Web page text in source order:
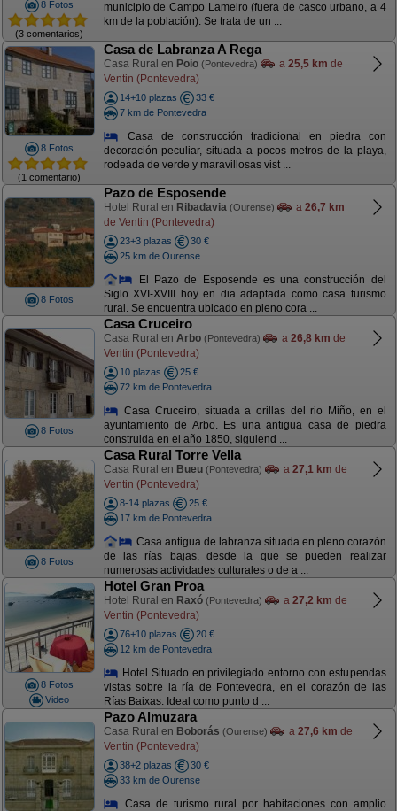
8 Fotos
(3 comentarios)
municipio de Campo Lameiro (fuera de casco urbano, a 4
km de la población). Se trata de un ...
8 Fotos
(1 comentario)
Casa de Labranza A Rega
Casa Rural en Poio (Pontevedra) a 25,5 km de
Ventin (Pontevedra)
14+10 plazas
33 €
7 km de Pontevedra
Casa de construcción tradicional en piedra con
decoración peculiar, situada a pocos metros de la playa,
rodeada de verde y maravillosas vist ...
8 Fotos
Pazo de Esposende
Hotel Rural en Ribadavia (Ourense) a 26,7 km
de Ventin (Pontevedra)
23+3 plazas
30 €
25 km de Ourense
El Pazo de Esposende es una construcción del
Siglo XVI-XVIII hoy en dia adaptada como casa turismo
rural. Se encuentra ubicado en pleno cora ...
8 Fotos
Casa Cruceiro
Casa Rural en Arbo (Pontevedra) a 26,8 km de
Ventin (Pontevedra)
10 plazas
25 €
72 km de Pontevedra
Casa Cruceiro, situada a orillas del rio Miño, en el
ayuntamiento de Arbo. Es una antigua casa de piedra
construida en el año 1850, siguiend ...
8 Fotos
Casa Rural Torre Vella
Casa Rural en Bueu (Pontevedra) a 27,1 km de
Ventin (Pontevedra)
8-14 plazas
25 €
17 km de Pontevedra
Casa antigua de labranza situada en pleno corazón
de las rías bajas, desde la que se pueden realizar
numerosas actividades culturales o de a ...
8 Fotos
Video
Hotel Gran Proa
Hotel Rural en Raxó (Pontevedra) a 27,2 km de
Ventin (Pontevedra)
76+10 plazas
20 €
12 km de Pontevedra
Hotel Situado en privilegiado entorno con estupendas
vistas sobre la ría de Pontevedra, en el corazón de las
Rías Baixas. Ideal como punto d ...
Pazo Almuzara
Casa Rural en Boborás (Ourense) a 27,6 km de
Ventin (Pontevedra)
38+2 plazas
30 €
33 km de Ourense
Casa de turismo rural por habitaciones con amplio